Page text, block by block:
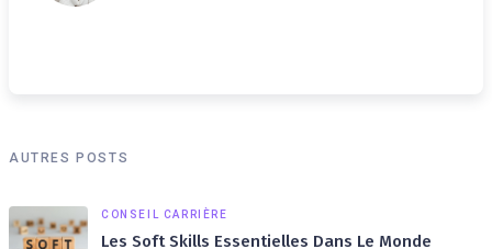
AUTRES POSTS
CONSEIL CARRIÈRE
Les Soft Skills Essentielles Dans Le Monde